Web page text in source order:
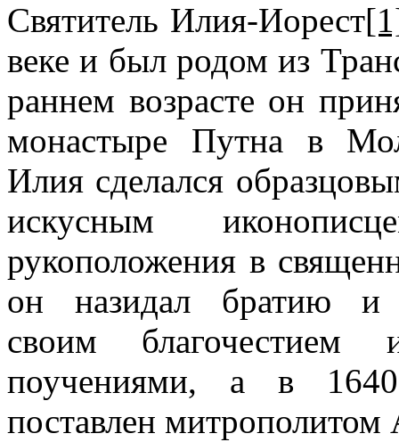
Святитель Илия-Иорест
веке и был родом из
раннем возрасте он
монастыре Путна в
Илия сделался
искусным
рукоположения в
он назидал братию и
своим
поучениями, а в
поставлен